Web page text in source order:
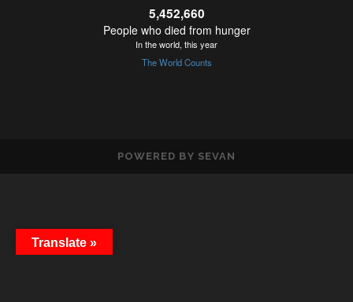
POWERED BY SEVAN
Translate »